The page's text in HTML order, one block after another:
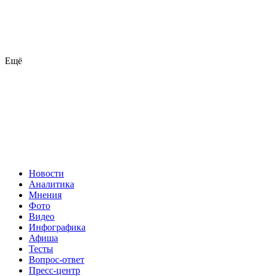
Ещё
Новости
Аналитика
Мнения
Фото
Видео
Инфографика
Афиша
Тесты
Вопрос-ответ
Пресс-центр